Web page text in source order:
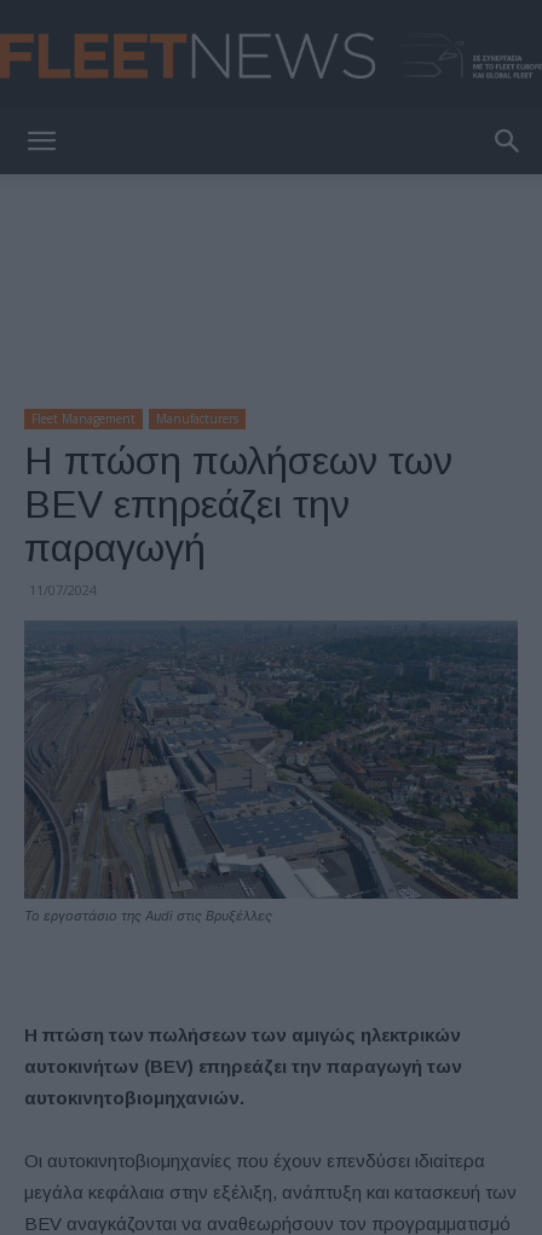
Fleet Management Manufacturers
Η πτώση πωλήσεων των
BEV επηρεάζει την
παραγωγή
11/07/2024
Το εργοστάσιο της Audi στις Βρυξέλλες
Η πτώση των πωλήσεων των αμιγώς ηλεκτρικών
αυτοκινήτων (BEV) επηρεάζει την παραγωγή των
αυτοκινητοβιομηχανιών.
Οι αυτοκινητοβιομηχανίες που έχουν επενδύσει ιδιαίτερα
μεγάλα κεφάλαια στην εξέλιξη, ανάπτυξη και κατασκευή των
BEV αναγκάζονται να αναθεωρήσουν τον προγραμματισμό